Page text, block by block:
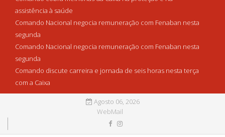
assistência à saúde
Comando Nacional negocia remuneração com Fenaban nesta
segunda
Comando Nacional negocia remuneração com Fenaban nesta
segunda
Comando discute carreira e jornada de seis horas nesta terça
com a Caixa
Agosto 06, 2026
WebMail